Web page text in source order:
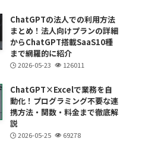
ChatGPTの法人での利用方法
まとめ！法人向けプランの詳細
からChatGPT搭載SaaS10種
まで網羅的に紹介
2026-05-23 126011
ChatGPT×Excelで業務を自
動化！プログラミング不要な連
携方法・関数・料金まで徹底解
説
2026-05-25 69278